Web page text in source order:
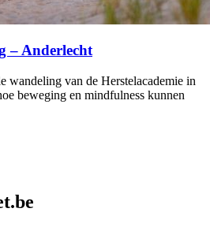
– Anderlecht
wandeling van de Herstelacademie in
beweging en mindfulness kunnen